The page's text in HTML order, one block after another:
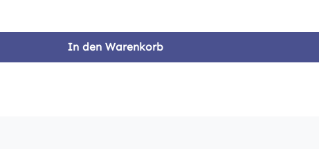
In den Warenkorb